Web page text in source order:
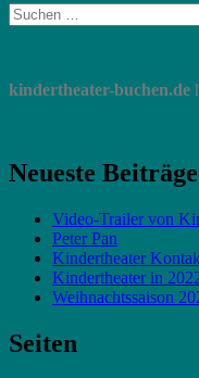
Suche
nach:
kindertheater-buchen.de
Neueste Beiträge
Video-Trailer von
Peter Pan
Kindertheater
Kindertheater in
Weihnachtssaison
Seiten